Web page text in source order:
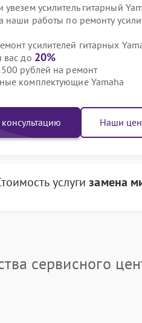
увезем усилитель гитарный
наши работы по ремонту
усилителей гитарных
вас до 20%
рублей на ремонт
комплектующие Yamaha
Наши
услугизамена
сервисного